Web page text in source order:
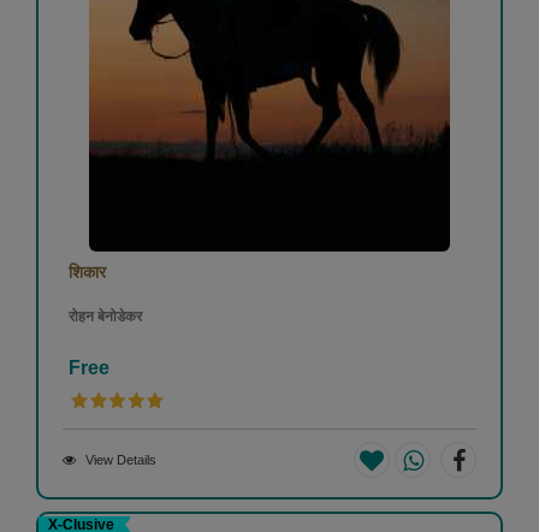
शिकार
रोहन बेनोडेकर
Free
View Details
X-Clusive